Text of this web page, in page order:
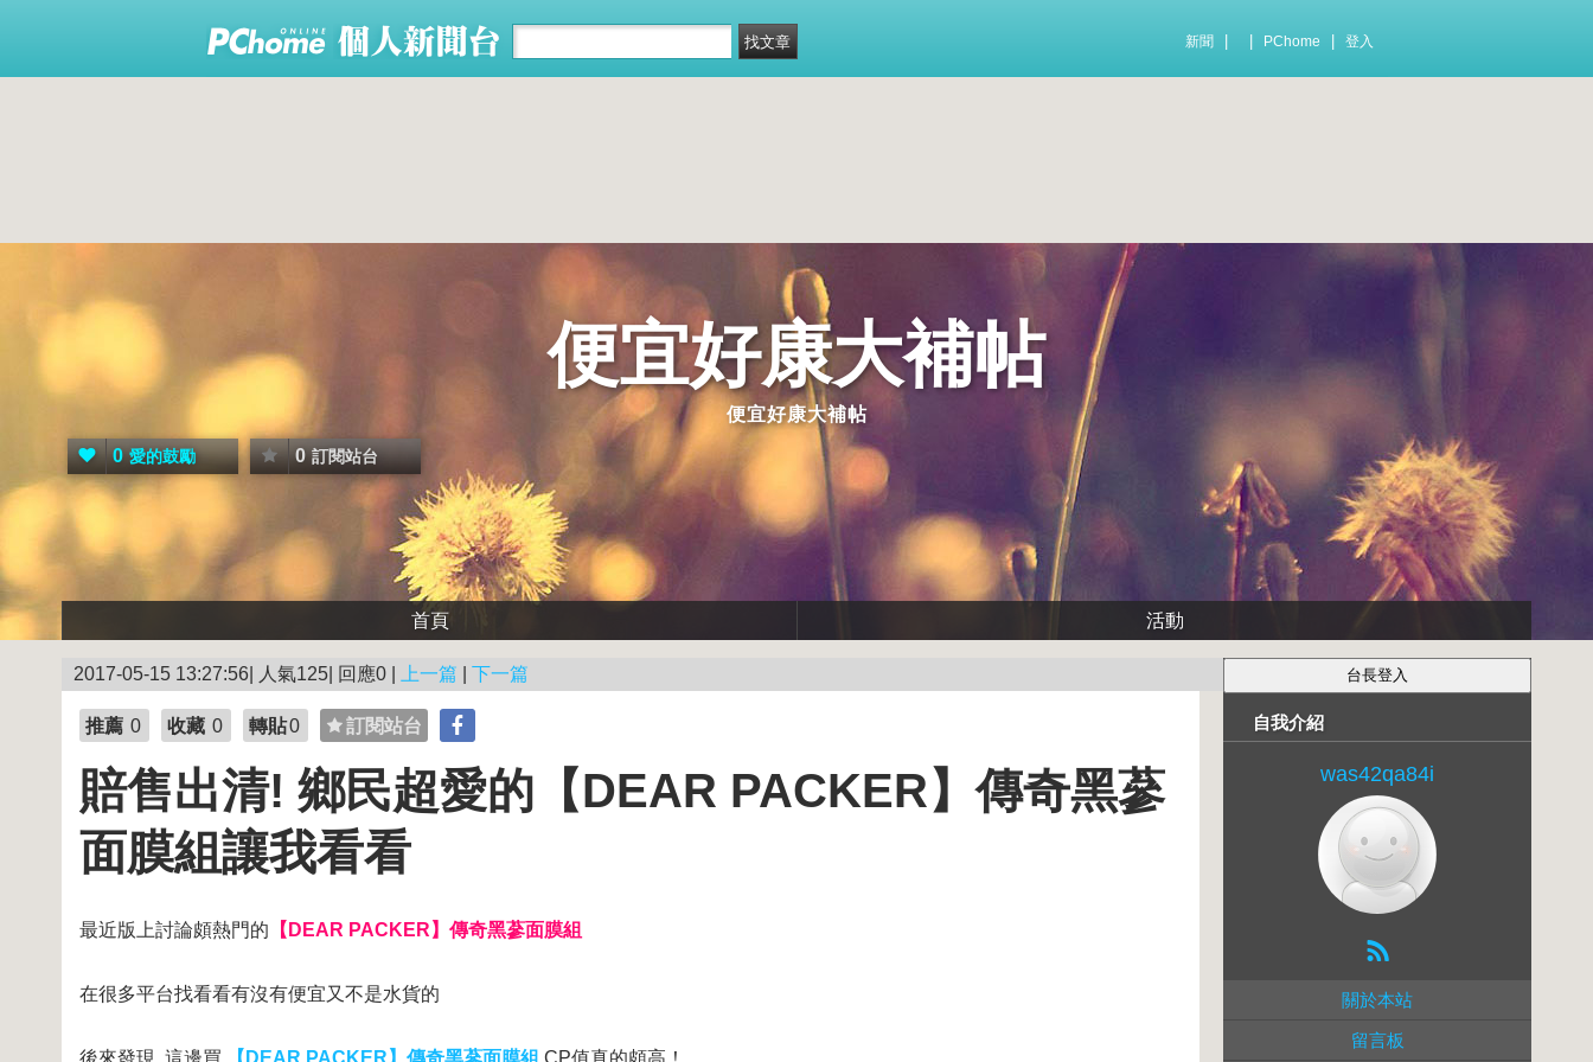
新聞 PChome 登入
便宜好康大補帖
便宜好康大補帖
0 愛的鼓勵 0 訂閱站台
首頁 活動
2017-05-15 13:27:56| 人氣125| 回應0 | 上一篇 下一篇
推薦 0 收藏 0 轉貼0 訂閱站台
賠售出清! 鄉民超愛的【DEAR PACKER】傳奇黑蔘
面膜組讓我看看
最近版上討論頗熱門的 【DEAR PACKER】傳奇黑蔘面膜組
在很多平台找看看有沒有便宜又不是水貨的
後來發現..這邊買 【DEAR PACKER】傳奇黑蔘面膜組 CP值真的頗高！
自我介紹
was42qa84i
關於本站
留言板